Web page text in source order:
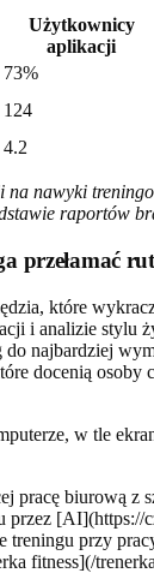
Użytkownicy
aplikacji
73%
124
4.2
na nawyki
raportów
przełamać
które
i analizie stylu
najbardziej
docenią osoby
pracę biurową z
przez [AI](https://
treningu przy
fitness](/